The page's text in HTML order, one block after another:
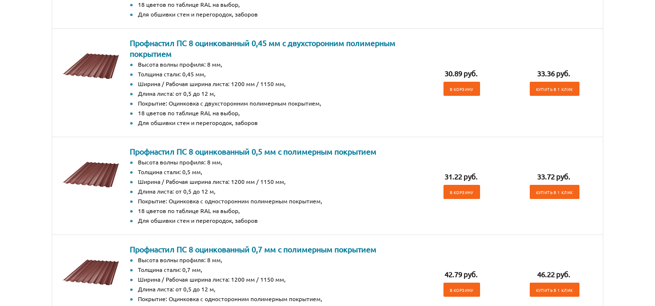
18 цветов по таблице RAL на выбор,
Для обшивки стен и перегородок, заборов
Профнастил ПС 8 оцинкованный 0,45 мм с двухсторонним полимерным
покрытием
Высота волны профиля: 8 мм,
Толщина стали: 0,45 мм,
Ширина / Рабочая ширина листа: 1200 мм / 1150 мм,
Длина листа: от 0,5 до 12 м,
Покрытие: Оцинковка с двухсторонним полимерным покрытием,
18 цветов по таблице RAL на выбор,
Для обшивки стен и перегородок, заборов
30.89 руб.
В КОРЗИНУ
33.36 руб.
КУПИТЬ В 1 КЛИК
Профнастил ПС 8 оцинкованный 0,5 мм с полимерным покрытием
Высота волны профиля: 8 мм,
Толщина стали: 0,5 мм,
Ширина / Рабочая ширина листа: 1200 мм / 1150 мм,
Длина листа: от 0,5 до 12 м,
Покрытие: Оцинковка с односторонним полимерным покрытием,
18 цветов по таблице RAL на выбор,
Для обшивки стен и перегородок, заборов
31.22 руб.
В КОРЗИНУ
33.72 руб.
КУПИТЬ В 1 КЛИК
Профнастил ПС 8 оцинкованный 0,7 мм с полимерным покрытием
Высота волны профиля: 8 мм,
Толщина стали: 0,7 мм,
Ширина / Рабочая ширина листа: 1200 мм / 1150 мм,
Длина листа: от 0,5 до 12 м,
Покрытие: Оцинковка с односторонним полимерным покрытием,
42.79 руб.
В КОРЗИНУ
46.22 руб.
КУПИТЬ В 1 КЛИК